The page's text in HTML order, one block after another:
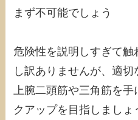
まず不可能でしょう
危険性を説明しすぎて触
し訳ありませんが、適
上腕二頭筋や三角筋を
クアップを目指しましょ